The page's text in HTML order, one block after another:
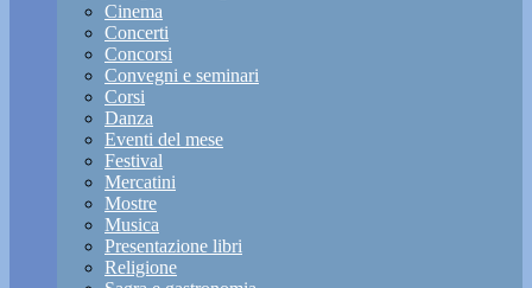
Cinema
Concerti
Concorsi
Convegni e seminari
Corsi
Danza
Eventi del mese
Festival
Mercatini
Mostre
Musica
Presentazione libri
Religione